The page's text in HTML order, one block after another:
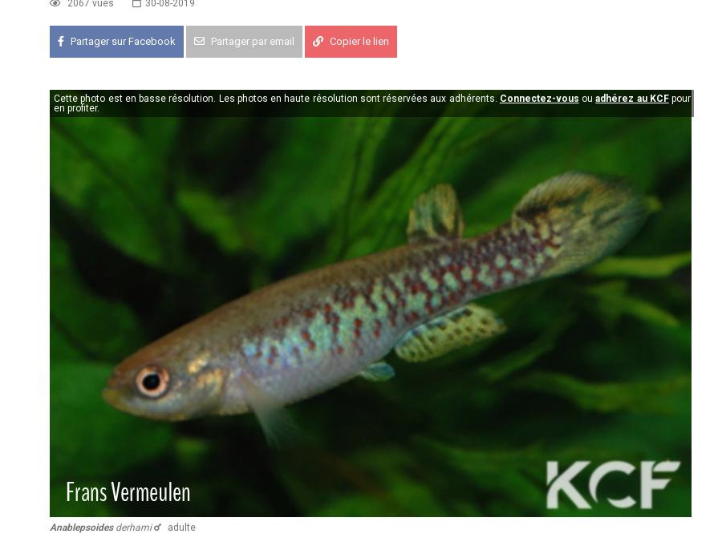
16-18 oct 2026
En savoir +
KCF NORD : Réunion de Rentrée du KCF NordEn savoir +
SKS SUÈDE, DANEMARK, FINLANDE :Congrès de la SKS 2026
KCF ÎLE DE FRANCE :Réunion KCF Ile de France de SeptembreEn savoir +
12 sep 2026 KCF ÎLE DE FRANCE : Réunion KCF Ile de France de Septembre En savoir +
KCF NORMANDIE : En savoir +
17-20 sep 2026 CZKA RÉPUBLIQUE TCHÈQUE : Congrès de la CZKA 2026
2067 vues 30-08-2019
Partager sur Facebook Partager par email Copier le lien
Cette photo est en basse résolution. Les photos en haute résolution sont réservées aux adhérents. Connectez-vous ouadhérez au KCFpour
en profiter.
Anablepsoidesderhami adulte